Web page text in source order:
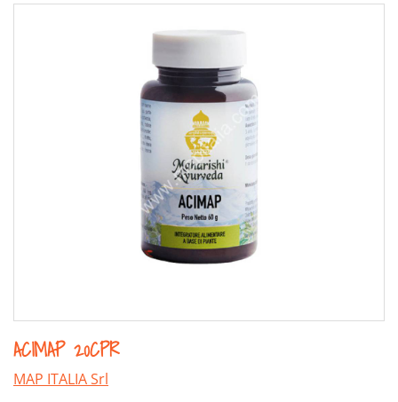
ACIMAP 20CPR
MAP ITALIA Srl